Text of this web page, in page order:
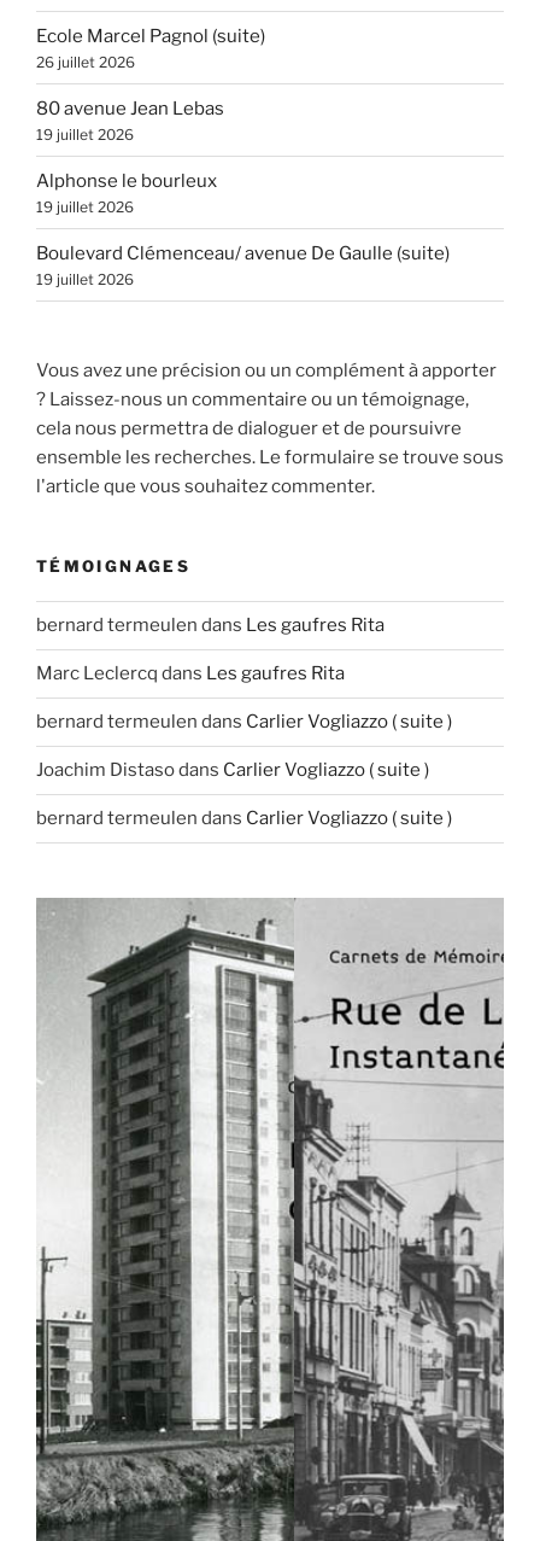
Ecole Marcel Pagnol (suite)
26 juillet 2026
80 avenue Jean Lebas
19 juillet 2026
Alphonse le bourleux
19 juillet 2026
Boulevard Clémenceau/ avenue De Gaulle (suite)
19 juillet 2026
Vous avez une précision ou un complément à apporter
? Laissez-nous un commentaire ou un témoignage,
cela nous permettra de dialoguer et de poursuivre
ensemble les recherches. Le formulaire se trouve sous
l'article que vous souhaitez commenter.
TÉMOIGNAGES
bernard termeulen dans Les gaufres Rita
Marc Leclercq dans Les gaufres Rita
bernard termeulen dans Carlier Vogliazzo ( suite )
Joachim Distasodans Carlier Vogliazzo ( suite )
bernard termeulen dans Carlier Vogliazzo ( suite )